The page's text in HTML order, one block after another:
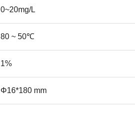
0~20mg/L
80 ~ 50℃
1%
Φ16*180 mm